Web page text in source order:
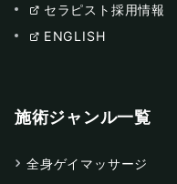
セラピスト採用情報
ENGLISH
施術ジャンル一覧
全身ゲイマッサージ